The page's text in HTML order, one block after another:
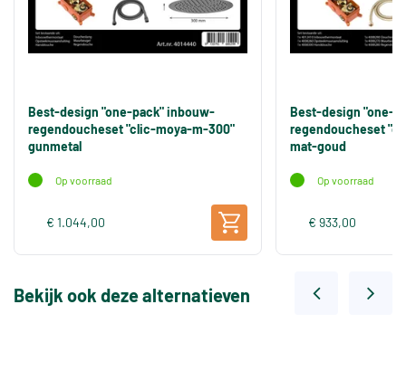
Best-design "one-pack" inbouw-
regendoucheset "clic-moya-m-300"
gunmetal
Op voorraad
€ 1.044,00
Best-design "one-
regendoucheset
mat-goud
Op voorraad
€ 933,00
Bekijk ook deze alternatieven